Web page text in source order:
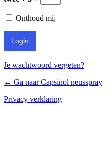
Onthoud mij
Je wachtwoord vergeten?
← Ga naar Capsinol neusspray
Privacy verklaring